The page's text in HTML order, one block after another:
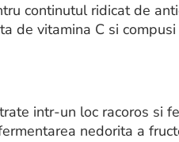
continutul ridicat de
de vitamina C si
intr-un loc racoros si
nedorita a